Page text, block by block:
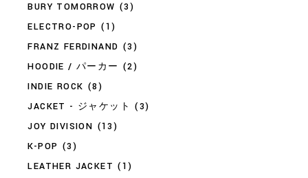
BURY TOMORROW (3)
ELECTRO-POP (1)
FRANZ FERDINAND (3)
HOODIE / パーカー (2)
INDIE ROCK (8)
JACKET - ジャケット (3)
JOY DIVISION (13)
K-POP (3)
LEATHER JACKET (1)